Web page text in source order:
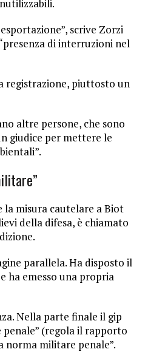
scrive Zorzi
di interruzioni nel
registrazione, piuttosto un
altre persone, che sono
giudice per mettere le
la misura cautelare a Biot
della difesa, è chiamato
parallela. Ha disposto il
ha emesso una propria
Nella parte finale il gip
(regola il rapporto
norma militare penale”.